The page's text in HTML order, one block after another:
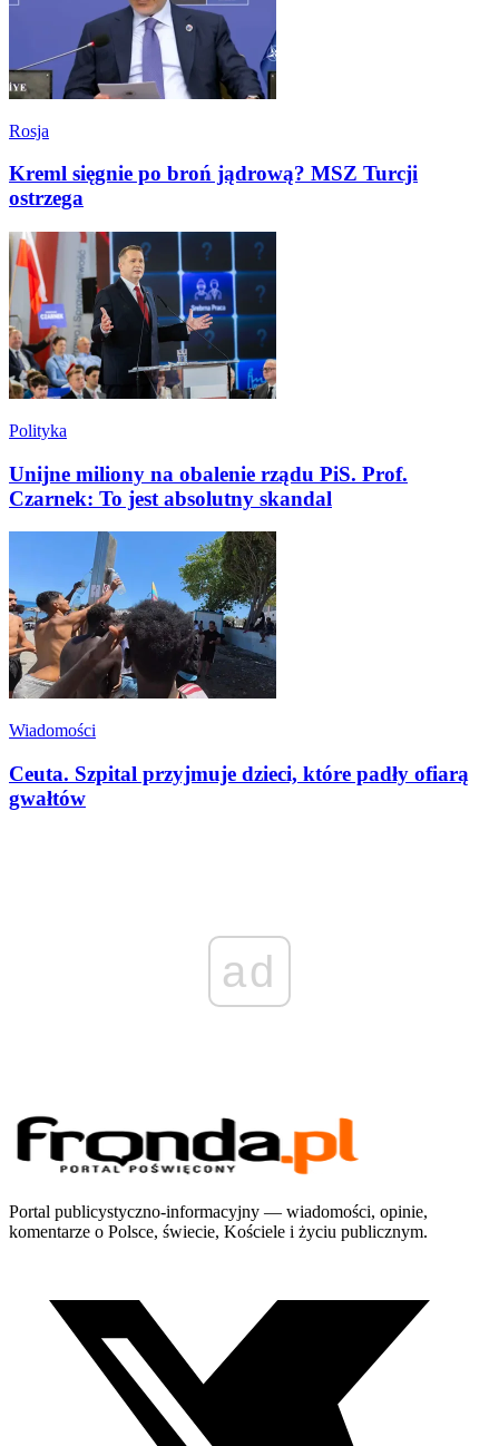
Rosja
Kreml sięgnie po broń jądrową? MSZ Turcji
ostrzega
Polityka
Unijne miliony na obalenie rządu PiS. Prof.
Czarnek: To jest absolutny skandal
Wiadomości
Ceuta. Szpital przyjmuje dzieci, które padły ofiarą
gwałtów
ad
Portal publicystyczno-informacyjny — wiadomości, opinie,
komentarze o Polsce, świecie, Kościele i życiu publicznym.